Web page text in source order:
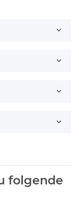
folgende